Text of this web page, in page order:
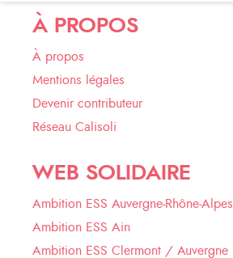
À PROPOS
À propos
Mentions légales
Devenir contributeur
Réseau Calisoli
WEB SOLIDAIRE
Ambition ESS Auvergne-Rhône-Alpes
Ambition ESS Ain
Ambition ESS Clermont / Auvergne